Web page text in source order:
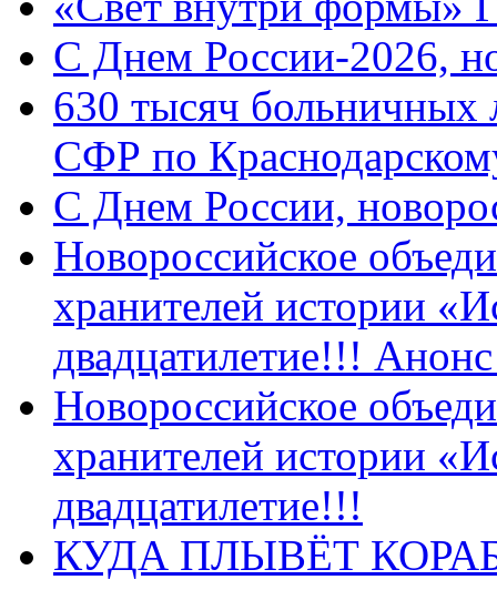
C Днем России-2026,
630 тысяч больничных
СФР по
C Днем России,
Новороссийское
хранителей истории
двадцатилетие!!!
Новороссийское
хранителей истории
двадцатилетие!!!
КУДА ПЛЫВЁТ